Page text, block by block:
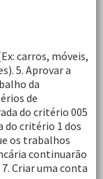
carros, móveis,
5. Aprovar a
da
de
do critério 005
do critério 1 dos
os trabalhos
continuarão
Criar uma conta